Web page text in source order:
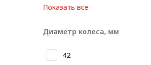
обработки профиля
Показать все
Диаметр колеса, мм
42